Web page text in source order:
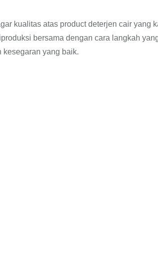
kualitas atas product deterjen cair yang
bersama dengan cara langkah
kesegaran yang baik.